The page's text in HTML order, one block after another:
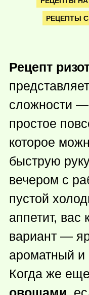
РЕЦЕПТЫ
Рецепт
сложности —
простое
которое
быструю
вечером с
пустой
аппетит, вас
вариант —
ароматный и
Когда же еще